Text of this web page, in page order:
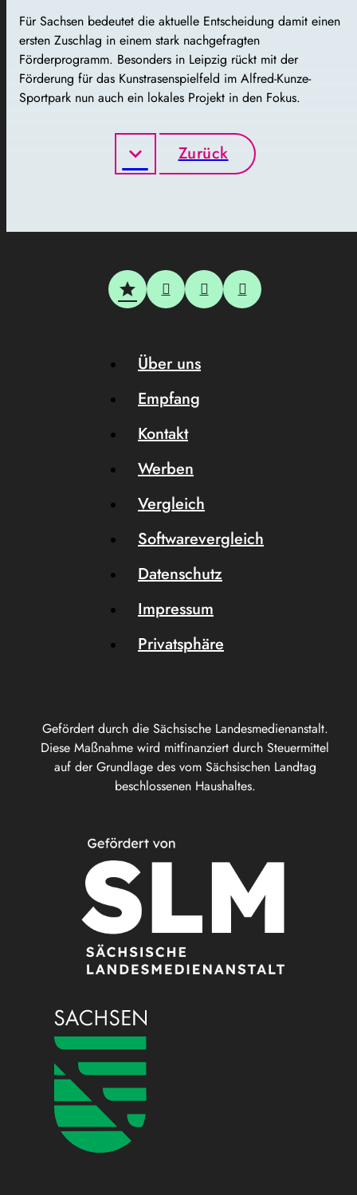
Für Sachsen bedeutet die aktuelle Entscheidung damit einen
ersten Zuschlag in einem stark nachgefragten
Förderprogramm. Besonders in Leipzig rückt mit der
Förderung für das Kunstrasenspielfeld im Alfred-Kunze-
Sportpark nun auch ein lokales Projekt in den Fokus.
Zurück
Gefördert durch die Sächsische Landesmedienanstalt.
Diese Maßnahme wird mitfinanziert durch Steuermittel
auf der Grundlage des vom Sächsischen Landtag
beschlossenen Haushaltes.
Über uns
Empfang
Kontakt
Werben
Vergleich
Softwarevergleich
Datenschutz
Impressum
Privatsphäre